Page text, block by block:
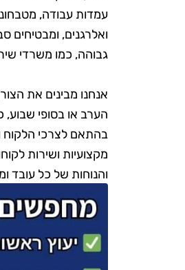
עמדות עבודה,
ואלרגנים,
גבוהה, כמו משרדי
אנחנו מבינים את
הערב או בסופי שבוע,
בהתאם לצרכי הלקוח
מקצועיות ושירות
והנוחות של כל עובד